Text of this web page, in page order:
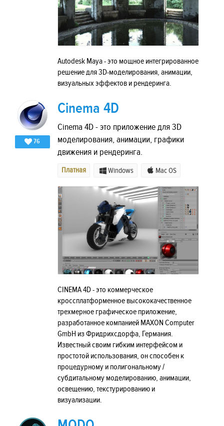
Autodesk Maya - это мощное интегрированное
решение для 3D-моделирования, анимации,
визуальных эффектов и рендеринга.
76
Cinema 4D
Cinema 4D - это приложение для 3D
моделирования, анимации, графики
движения и рендеринга.
Платная Windows Mac OS
CINEMA 4D - это коммерческое
кроссплатформенное высококачественное
трехмерное графическое приложение,
разработанное компанией MAXON Computer
GmbH из Фридрихсдорфа, Германия.
Известный своим гибким интерфейсом и
простотой использования, он способен к
процедурному и полигональному /
субдитальному моделированию, анимации,
освещению, текстурированию и
визуализации.